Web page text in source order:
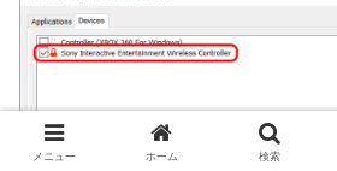
メニュー ホーム 検索